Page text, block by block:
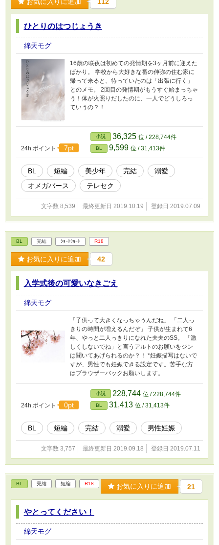
112
ひとりのはつじょうき
綿天モグ
16歳の咲夜は初めての発情期を3ヶ月前に迎えた
ばかり。 学校から大好きな番の伸弥の住む家に
帰って来ると、待っていたのは「出張に行く」
とのメモ。 2回目の発情期がもうすぐ始まっちゃ
う！体が火照りだしたのに、一人でどうしろっ
ていうの？！
24h.ポイント 7pt
小説 36,325 位 / 228,744件
BL 9,599 位 / 31,413件
BL 短編 美少年 完結
溺愛
オメガバース
テレセク
文字数 8,539 最終更新日 2019.10.19 登録日 2019.07.09
BL 完結 ｼｮｰﾄｼｮｰﾄ R18
お気に入りに追加 42
入学式後の可愛いなきごえ
綿天モグ
「子供って大きくなっちゃうんだね」 「二人っ
きりの時間が増えるんだぞ」 子供が生まれて6
年、やっと二人っきりになれた夫夫のSS。 「激
しくしないでね」と言うアルトのお願いをジン
は聞いてあげられるのか？！ *妊娠描写はないで
すが、男性でも妊娠できる設定です。苦手な方
はブラウザーバックお願いします。
24h.ポイント 0pt
小説 228,744 位 / 228,744件
BL 31,413 位 / 31,413件
BL 短編 完結 溺愛 男性妊娠
文字数 3,757 最終更新日 2019.09.18 登録日 2019.07.11
BL 完結 短編 R18 お気に入りに追加 21
やとってください！
綿天モグ